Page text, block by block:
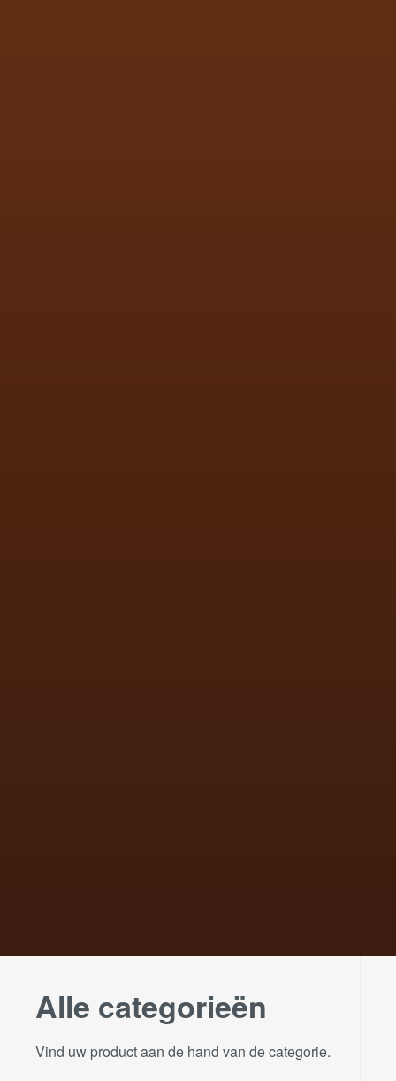
Alle categorieën
Vind uw product aan de hand van de categorie.